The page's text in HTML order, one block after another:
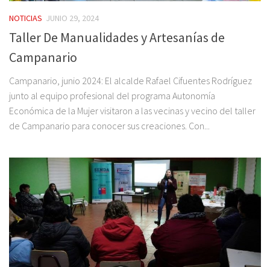
NOTICIAS JUNIO 29, 2024
Taller De Manualidades y Artesanías de
Campanario
Campanario, junio 2024: El alcalde Rafael Cifuentes Rodríguez
junto al equipo profesional del programa Autonomía
Económica de la Mujer visitaron a las vecinas y vecino del taller
de Campanario para conocer sus creaciones. Con...